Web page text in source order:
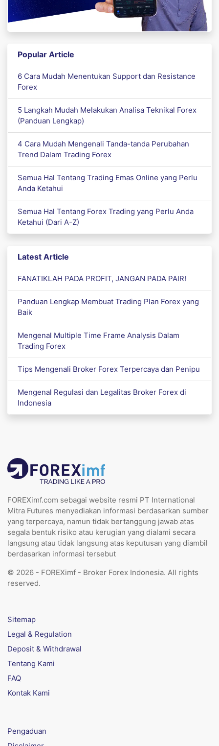
Popular Article
6 Cara Mudah Menentukan Support dan Resistance
Forex
5 Langkah Mudah Melakukan Analisa Teknikal Forex
(Panduan Lengkap)
4 Cara Mudah Mengenali Tanda-tanda Perubahan
Trend Dalam Trading Forex
Semua Hal Tentang Trading Emas Online yang Perlu
Anda Ketahui
Semua Hal Tentang Forex Trading yang Perlu Anda
Ketahui (Dari A-Z)
Latest Article
FANATIKLAH PADA PROFIT, JANGAN PADA PAIR!
Panduan Lengkap Membuat Trading Plan Forex yang
Baik
Mengenal Multiple Time Frame Analysis Dalam
Trading Forex
Tips Mengenali Broker Forex Terpercaya dan Penipu
Mengenal Regulasi dan Legalitas Broker Forex di
Indonesia
FOREXimf.com sebagai website resmi PT International
Mitra Futures menyediakan informasi berdasarkan sumber
yang terpercaya, namun tidak bertanggung jawab atas
segala bentuk risiko atau kerugian yang dialami secara
langsung atau tidak langsung atas keputusan yang diambil
berdasarkan informasi tersebut
© 2026 - FOREXimf - Broker Forex Indonesia. All rights
reserved.
Sitemap
Legal & Regulation
Deposit & Withdrawal
Tentang Kami
FAQ
Kontak Kami
Pengaduan